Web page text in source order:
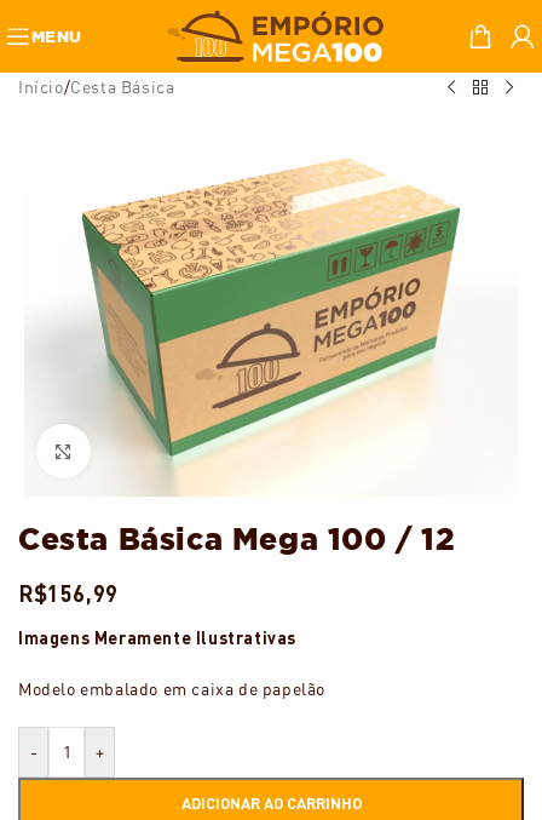
Skip to navigation
Skip to main content
MENU
Início/Cesta Básica
Ampliar
Cesta Básica Mega 100 / 12
R$156,99
Imagens Meramente Ilustrativas
Modelo embalado em caixa de papelão
- +
ADICIONAR AO CARRINHO